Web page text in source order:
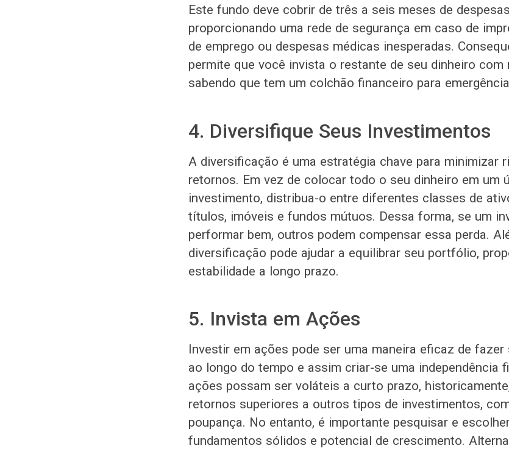
Este fundo deve cobrir de três a seis meses de
proporcionando uma rede de segurança em caso de
de emprego ou despesas médicas inesperadas.
permite que você invista o restante de seu dinheiro com
sabendo que tem um colchão financeiro para
4. Diversifique Seus Investimentos
A diversificação é uma estratégia chave para minimizar
retornos. Em vez de colocar todo o seu dinheiro em um
investimento, distribua-o entre diferentes classes de
títulos, imóveis e fundos mútuos. Dessa forma, se um
performar bem, outros podem compensar essa perda.
diversificação pode ajudar a equilibrar seu portfólio,
estabilidade a longo prazo.
5. Invista em Ações
Investir em ações pode ser uma maneira eficaz de
ao longo do tempo e assim criar-se uma independência
ações possam ser voláteis a curto prazo,
retornos superiores a outros tipos de investimentos,
poupança. No entanto, é importante pesquisar e
fundamentos sólidos e potencial de crescimento.